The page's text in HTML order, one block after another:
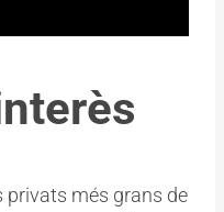
privats més grans de